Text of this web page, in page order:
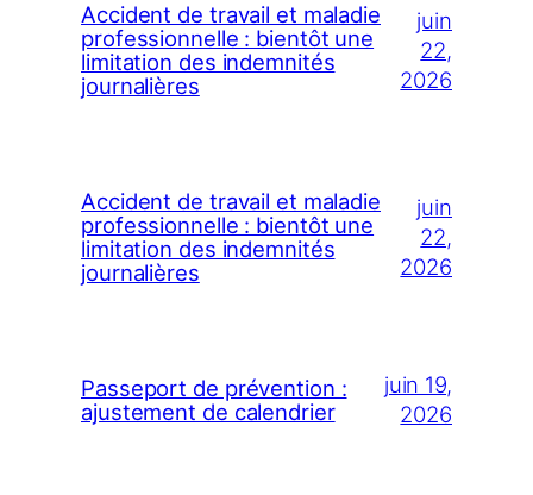
Accident de travail et maladie
professionnelle : bientôt une
limitation des indemnités
journalières
juin
22,
2026
Accident de travail et maladie
professionnelle : bientôt une
limitation des indemnités
journalières
juin
22,
2026
Passeport de prévention :
ajustement de calendrier
juin 19,
2026